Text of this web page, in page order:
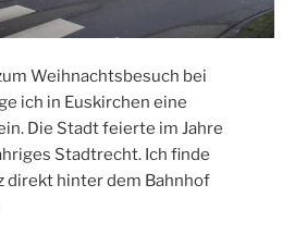
Weihnachtsbesuch bei
ich in Euskirchen eine
Die Stadt feierte im Jahre
Stadtrecht. Ich finde
direkt hinter dem Bahnhof